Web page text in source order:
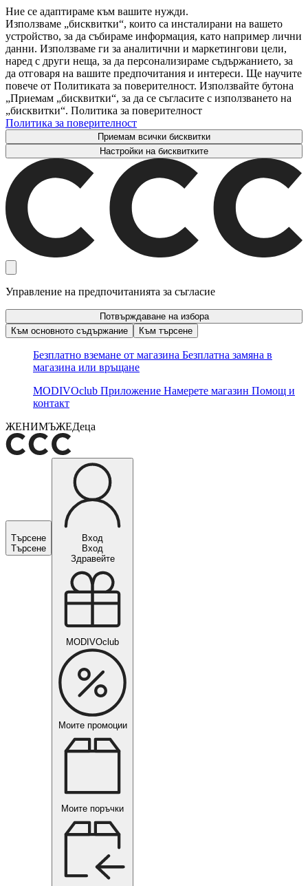
Ние се адаптираме към вашите нужди.
Използваме „бисквитки“, които са инсталирани на вашето
устройство, за да събираме информация, като например лични
данни. Използваме ги за аналитични и маркетингови цели,
наред с други неща, за да персонализираме съдържанието, за
да отговаря на вашите предпочитания и интереси. Ще научите
повече от Политиката за поверителност. Използвайте бутона
„Приемам „бисквитки“, за да се съгласите с използването на
„бисквитки“. Политика за поверителност
Политика за поверителност
Приемам всички бисквитки
Настройки на бисквитките
Управление на предпочитанията за съгласие
Потвърждаване на избора
Към основното съдържание
Към търсене
Безплатно вземане от магазина Безплатна замяна в
магазина или връщане
MODIVOclub Приложение Намерете магазин Помощ и
контакт
ЖЕНИМЪЖЕДеца
Търсене
Търсене
Вход
Вход
Здравейте
MODIVOclub
Моите промоции
Моите поръчки